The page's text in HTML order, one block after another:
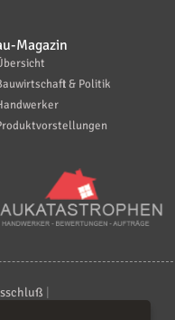
Magazin
& Politik